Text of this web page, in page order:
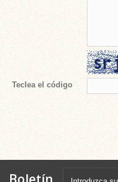
Teclea el código